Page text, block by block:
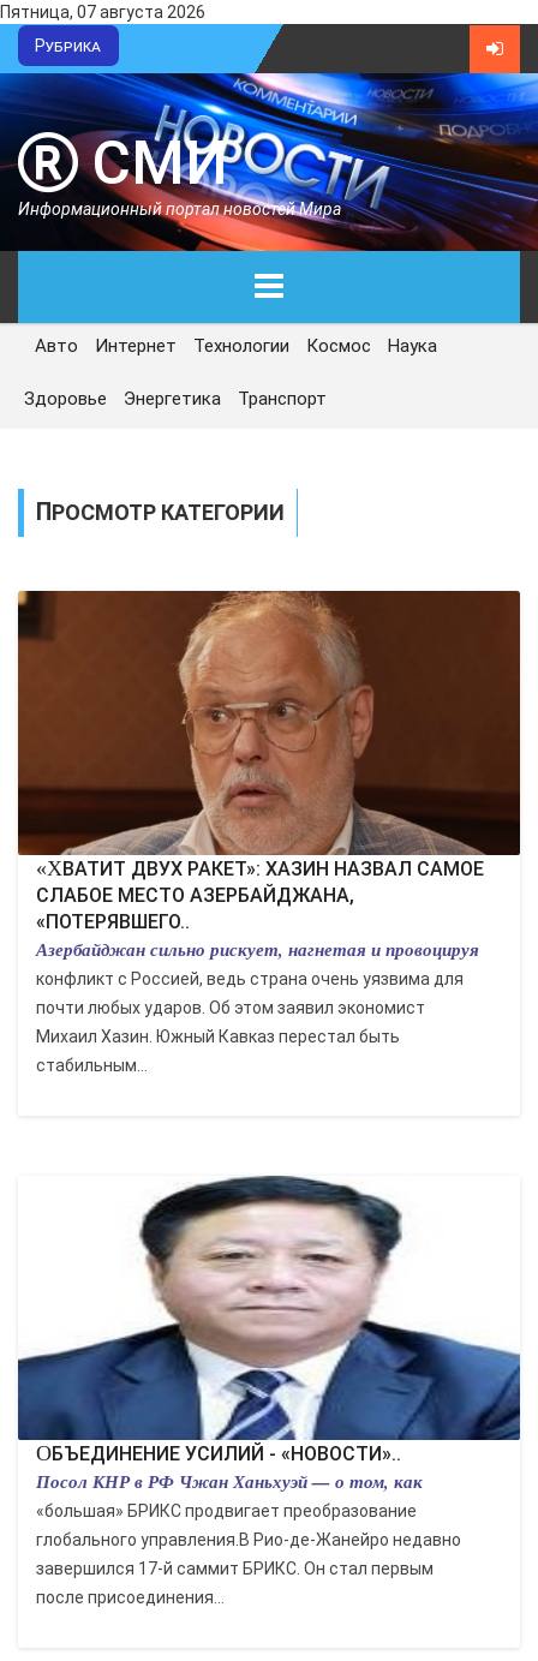
Пятница, 07 августа 2026
Рубрика
СМИ
Информационный портал новостей Мира
ГЛАВНАЯ
СЕГОДНЯ
КУЛЬТУРА
ВОЕННЫЕ ДЕЙСТВИЯ
ПРОИСШЕСТВИЯ
Авто Интернет Технологии Космос Наука
Здоровье Энергетика Транспорт
ПРОСМОТР КАТЕГОРИИ
«ХВАТИТ ДВУХ РАКЕТ»: ХАЗИН НАЗВАЛ САМОЕ
СЛАБОЕ МЕСТО АЗЕРБАЙДЖАНА,
«ПОТЕРЯВШЕГО..
Азербайджан сильно рискует, нагнетая и провоцируя
конфликт с Россией, ведь страна очень уязвима для
почти любых ударов. Об этом заявил экономист
Михаил Хазин. Южный Кавказ перестал быть
стабильным...
ОБЪЕДИНЕНИЕ УСИЛИЙ - «НОВОСТИ»..
Посол КНР в РФ Чжан Ханьхуэй — о том, как
«большая» БРИКС продвигает преобразование
глобального управления.В Рио-де-Жанейро недавно
завершился 17-й саммит БРИКС. Он стал первым
после присоединения...